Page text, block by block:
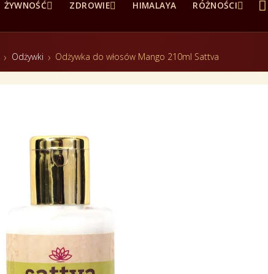
ŻYWNOŚĆ ZDROWIE HIMALAYA RÓŻNOŚCI 
Odżywki Odżywka do włosów Mango 210ml Sattva